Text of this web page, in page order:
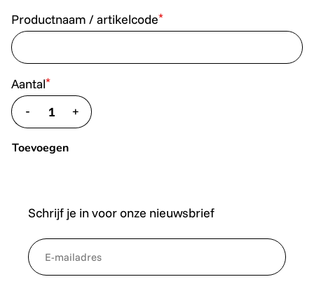
Productnaam / artikelcode*
Aantal*
- translate.decrease
+translate.increase
Toevoegen
Schrijf je in voor onze nieuwsbrief
NewsletterEmail